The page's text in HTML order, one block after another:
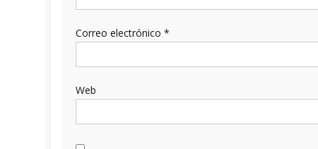
Correo electrónico *
Web